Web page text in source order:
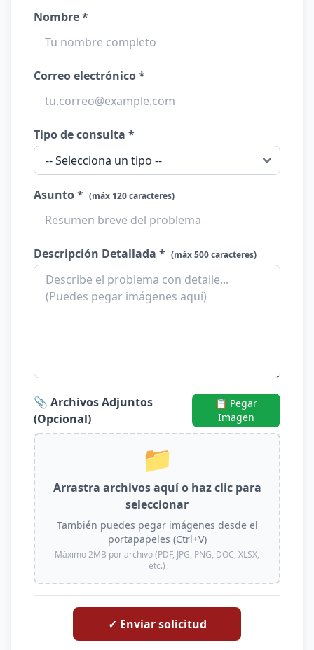
Nombre *
Correo electrónico *
Tipo de consulta *
Asunto * (máx 120 caracteres)
Descripción Detallada * (máx 500 caracteres)
📎 Archivos Adjuntos
(Opcional)
📋 Pegar
Imagen
📁
Arrastra archivos aquí o haz clic para
seleccionar
También puedes pegar imágenes desde el
portapapeles (Ctrl+V)
Máximo 2MB por archivo (PDF, JPG, PNG, DOC, XLSX,
etc.)
✓ Enviar solicitud